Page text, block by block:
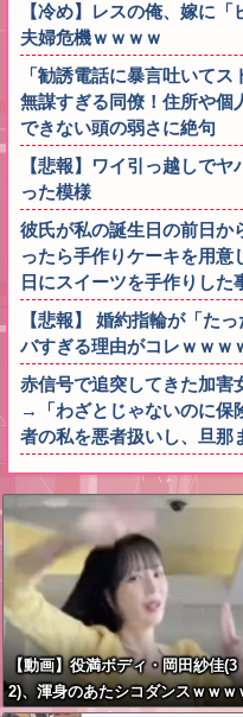
【冷め】レスの俺、嫁に
夫婦危機ｗｗｗｗ
「勧誘電話に暴言吐いて
無謀すぎる同僚！住所や個
できない頭の弱さに絶句
【悲報】ワイ引っ越しで
った模様
彼氏が私の誕生日の前日か
ったら手作りケーキを用意
日にスイーツを手作りし
【悲報】 婚約指輪が「た
バすぎる理由がコレｗｗｗ
赤信号で追突してきた加害
→「わざとじゃないのに保
者の私を悪者扱いし、旦那
【動画】役満ボディ・岡田紗佳(3
2)、渾身のあたシコダンスｗｗｗ